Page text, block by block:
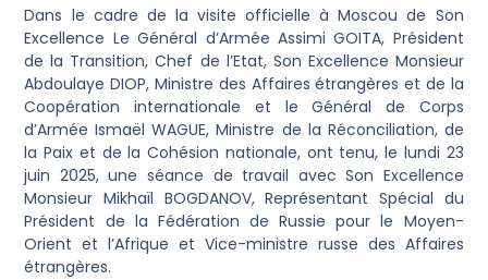
Dans le cadre de la visite officielle à Moscou de Son
Excellence Le Général d’Armée Assimi GOITA, Président
de la Transition, Chef de l’Etat, Son Excellence Monsieur
Abdoulaye DIOP, Ministre des Affaires étrangères et de la
Coopération internationale et le Général de Corps
d’Armée Ismaël WAGUE, Ministre de la Réconciliation, de
la Paix et de la Cohésion nationale, ont tenu, le lundi 23
juin 2025, une séance de travail avec Son Excellence
Monsieur Mikhaïl BOGDANOV, Représentant Spécial du
Président de la Fédération de Russie pour le Moyen-
Orient et l’Afrique et Vice-ministre russe des Affaires
étrangères.